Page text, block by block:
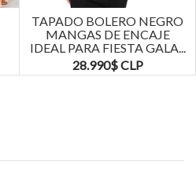
TAPADO BOLERO NEGRO
MANGAS DE ENCAJE
IDEAL PARA FIESTA GALA...
28.990$ CLP